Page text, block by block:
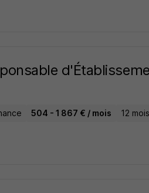
504 - 1 867 € / mois 12 mois